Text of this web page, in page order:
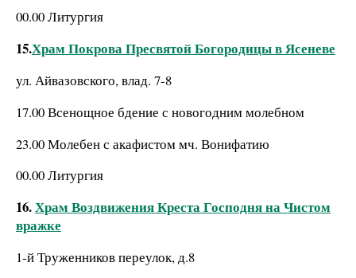
00.00 Литургия
15.Храм Покрова Пресвятой Богородицы в Ясеневе
ул. Айвазовского, влад. 7-8
17.00 Всенощное бдение с новогодним молебном
23.00 Молебен с акафистом мч. Вонифатию
00.00 Литургия
16.Храм Воздвижения Креста Господня на Чистом
вражке
1-й Труженников переулок, д.8